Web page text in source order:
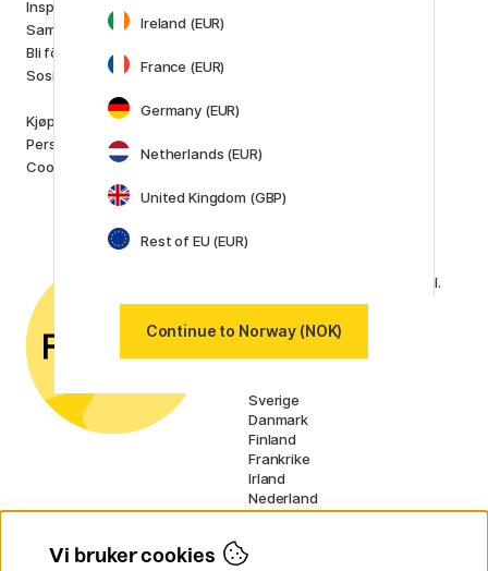
Inspirasjon og guider
Samarbeide med oss
Bli förhandler
Sosialt ansvar
Kjøpsvilkår
Personvernerklæring
Cookies
Posca
Vis alle (160)
telefon hvis du har spørsmål.
Org No: 920 494 676 (MVA-
registrert)
Sverige
Danmark
Finland
Frankrike
Irland
Nederland
Tyskland
Ireland (EUR)
France (EUR)
Germany (EUR)
Netherlands (EUR)
United Kingdom (GBP)
Rest of EU (EUR)
Continue to Norway (NOK)
Vi bruker cookies